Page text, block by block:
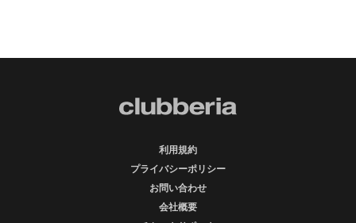
利用規約
プライバシーポリシー
お問い合わせ
会社概要